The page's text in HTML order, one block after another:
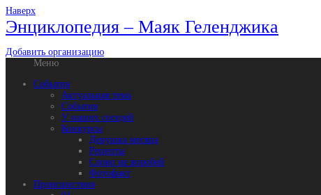
Наверх
Энциклопедия – Маяк Геленджика
Добавить организацию
Меню
События
Актуальная тема
События
У наших соседей
Конкурсы
Девушка месяца
Рецепты
Слово не воробей
Фотофакт
Происшествия